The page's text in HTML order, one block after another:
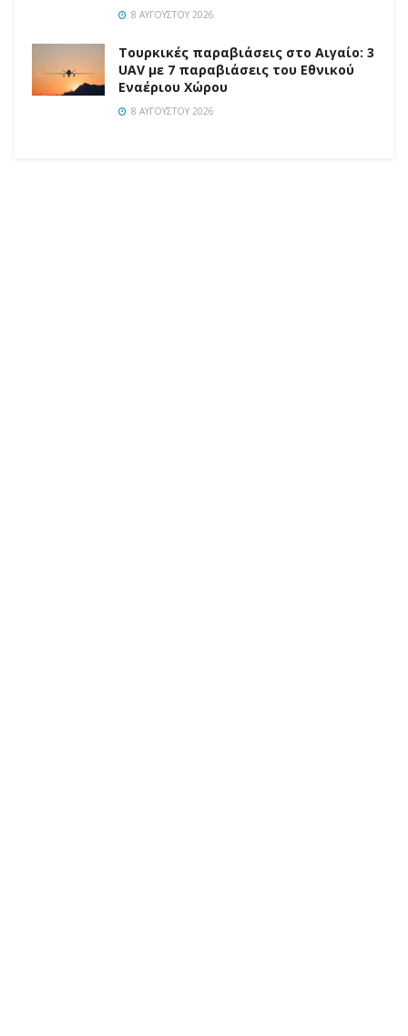
8 ΑΥΓΟΎΣΤΟΥ 2026
Τουρκικές παραβιάσεις στο Αιγαίο: 3
UAV με 7 παραβιάσεις του Εθνικού
Εναέριου Χώρου
8 ΑΥΓΟΎΣΤΟΥ 2026